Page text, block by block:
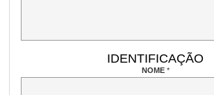
IDENTIFICAÇÃO
NOME *